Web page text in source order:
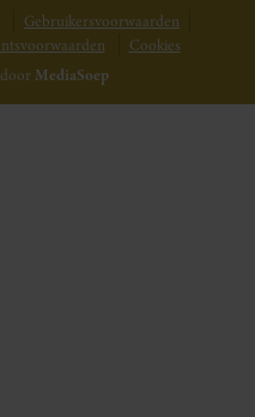
Gebruikersvoorwaarden
Cookies
MediaSoep